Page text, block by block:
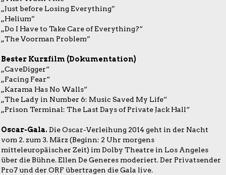
„Just before Losing Everything”
„Helium”
„Do I Have to Take Care of Everything?“
„The Voorman Problem”
Bester Kurzfilm (Dokumentation)
„CaveDigger“
„Facing Fear“
„Karama Has No Walls“
„The Lady in Number 6: Music Saved My Life“
„Prison Terminal: The Last Days of Private Jack Hall“
Oscar-Gala. Die Oscar-Verleihung 2014 geht in der Nacht
vom 2. zum 3. März (Beginn: 2 Uhr morgens
mitteleuropäischer Zeit) im Dolby Theatre in Los Angeles
über die Bühne. Ellen De Generes moderiert. Der Privatsender
Pro7 und der ORF übertragen die Gala live.